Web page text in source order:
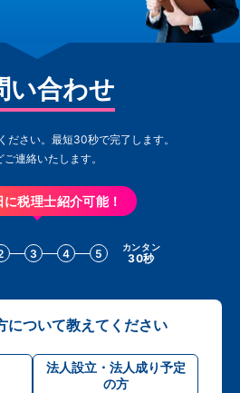
い合わせ
ださい。最短30秒で完了します。
ご連絡いたします。
税理士紹介可能！
3 4 5 カンタン
30秒
について教えてください
法人設立・法人成り予定
の方